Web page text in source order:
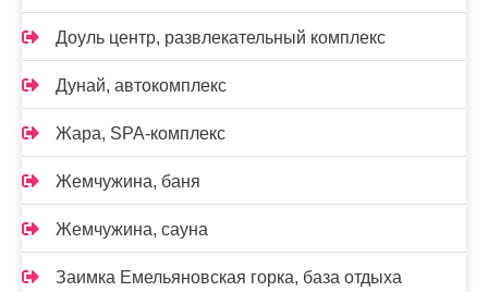
Доуль центр, развлекательный комплекс
Дунай, автокомплекс
Жара, SPA-комплекс
Жемчужина, баня
Жемчужина, сауна
Заимка Емельяновская горка, база отдыха